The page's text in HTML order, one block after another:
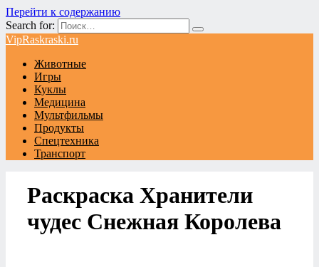
Перейти к содержанию
Search for:
VipRaskraski.ru
Животные
Игры
Куклы
Медицина
Мультфильмы
Продукты
Спецтехника
Транспорт
Раскраска Хранители
чудес Снежная Королева